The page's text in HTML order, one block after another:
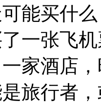
能买什
一张飞
家酒店
旅行者